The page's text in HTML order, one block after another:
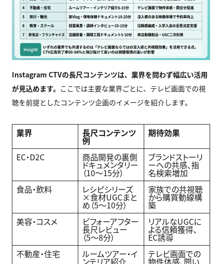
Instagram CTVの長尺コンテンツは、業界を問わず幅広い活用
が見込めます。 ここでは主要な業界ごとに、テレビ画面での視
聴を前提としたコンテンツ企画のイメージを紹介します。
業界 長尺コンテンツ
例
期待効果
EC・D2C 商品開発の裏側
ドキュメンタリー
（10〜15分）
ブランドストーリ
ーへの共感、指
名検索増加
食品・飲料
レシピシリーズ
×食材UGCまと
め（5〜10分）
家族での共視聴
から購買動線構
築
美容・コスメ
ビフォーアフター
長尺レビュー
（5〜8分）
リアルなUGCに
よる信頼獲得、
EC誘導
不動産・住宅
ルームツアー・イ
ンテリア紹介
テレビ画面での
物件体感、問い